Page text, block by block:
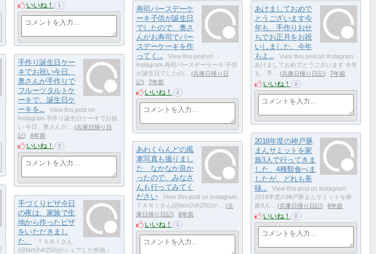
いいね！ 1
寿司バースデーケ
ーキ子供が誕生日
でしたので、奥さ
んがお寿司でバー
スデーケーキを作
ってく...
View this post on
Instagram 寿司バースデーケーキ 子供
が誕生日でしたの…
兵庫日帰り日
記
7年前
いいね！ 2
あけましておめで
とうございます今
年も、手作りおせ
ちでお正月をお祝
いしました。今年
もよ...
View this post on Instagram
あけましておめでとうございます 今年
も、手…
兵庫日帰り日記 7年前
いいね！ 0
手作り誕生日ケー
キでお祝い今日、
奥さんが手作りで
フルーツタルトケ
ーキで、誕生日ケ
ーキを...
View this post on
Instagram 手作り誕生日ケーキでお祝
い 今日、奥さんが…
兵庫日帰り日
記
8年前
いいね！ 2
2018年度の神戸豚
まんサミットを家
族3人で行ってきま
した。4種類食べま
したが、どれも美
味...
View this post on Instagram
2018年度の神戸豚まんサミットを家
族3人…
兵庫日帰り日記 8年前
いいね！ 0
あわくらんどの風
車写真も撮りまし
た なかなか良か
ったので、みなさ
んも行ってみてく
ださい
View this post on Instagram
ＴＡＮＩさん(@tani3vtr250)が…
兵
庫日帰り日記
8年前
いいね！ 1
手づくりピザ今日
の夜は、家族で生
地から作ったピザ
をいただきまし
た。
ＴＡＮＩさん
(@tani3vtr250)がシェアした投稿 -